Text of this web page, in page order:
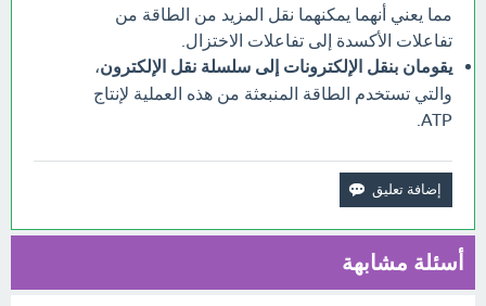
مما يعني أنهما يمكنهما نقل المزيد من الطاقة من
تفاعلات الأكسدة إلى تفاعلات الاختزال.
يقومان بنقل الإلكترونات إلى سلسلة نقل الإلكترون،
والتي تستخدم الطاقة المنبعثة من هذه العملية لإنتاج
ATP.
أسئلة مشابهة